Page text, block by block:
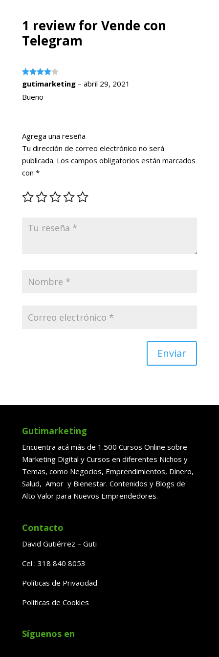
1 review forVende con
Telegram
Valorado
con4de
5
gutimarketing – abril 29, 2021
Bueno
Agrega una reseña
Tu dirección de correo electrónico no será
publicada. Los campos obligatorios están marcados
con *
Enviar
Gutimarketing
Encuentra acá más de 1.500 Cursos Online sobre
Marketing Digital y Cursos en diferentes Nichos y
Temas, como Negocios, Emprendimientos, Dinero,
Salud, Amor y Bienestar. Contenidos y Blogs de
Alto Valor para Nuevos Emprendedores.
Contacto
David Gutiérrez – Guti
Cel : 318 840 8053
Políticas de Privacidad
Políticas de Cookies
Síguenos en